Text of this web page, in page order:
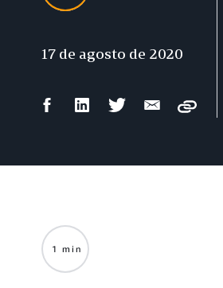
17 de agosto de 2020
CompartirCompartirCompartirCompartir
Copy
1 min